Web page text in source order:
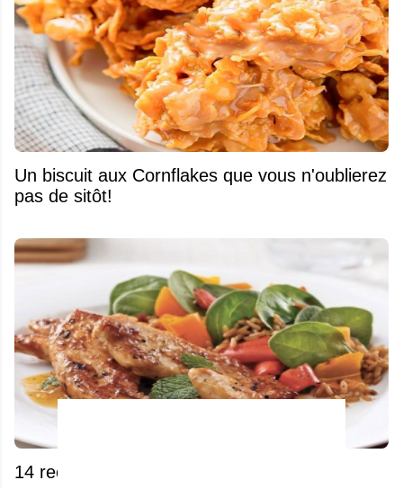
Un biscuit aux Cornflakes que vous n'oublierez
pas de sitôt!
14 recettes idéales pour vos repas de la